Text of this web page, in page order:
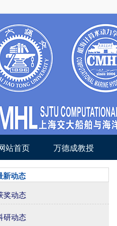
站首页 万德成教授
新动态
奖动态
研动态